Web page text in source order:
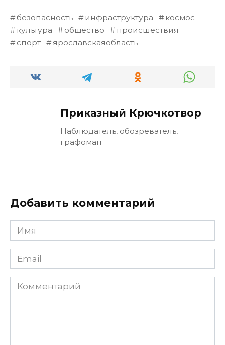
безопасность инфраструктура
космос
культура
общество
происшествия
спорт
ярославскаяобласть
Приказный Крючкотвор
Наблюдатель, обозреватель,
графоман
Добавить комментарий
Имя
Email
Комментарий